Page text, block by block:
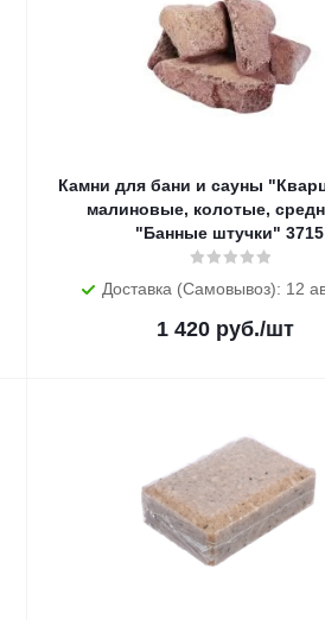
Камни для бани и сауны
малиновые, колотые,
"Банные штучки" 3715
Доставка (Самовывоз): 12
1 420руб./шт